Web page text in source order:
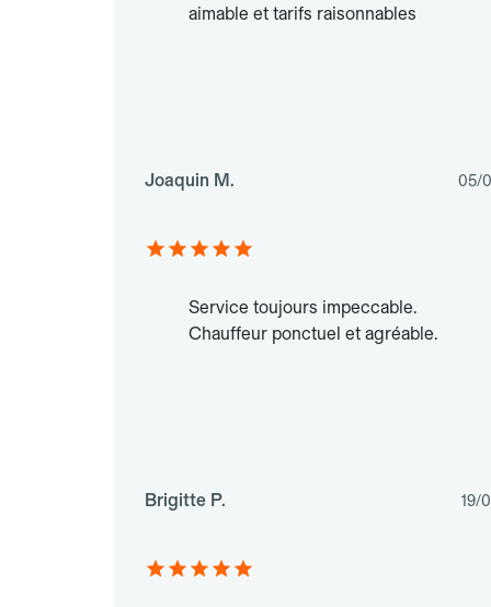
aimable et tarifs raisonnables
Joaquin M. 05/
Service toujours impeccable.
Chauffeur ponctuel et agréable.
Brigitte P. 19/